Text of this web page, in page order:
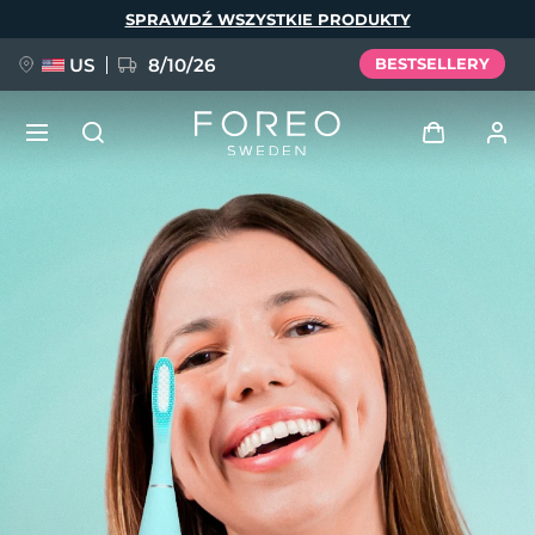
SPRAWDŹ WSZYSTKIE PRODUKTY
US 8/10/26 BESTSELLERY
Profil użytkownika
Moje urządzenia
Moje zamówienia
Moje adresy
Moje subskrypcje
FAQ™ Pure Beauty-Tech Elixir
BREAKING NEWS
issa™ Teeth Whitening Set
Deutsch
Español
Français
Italiano
Português
Svenska
Русский
简体中文 繁體中文